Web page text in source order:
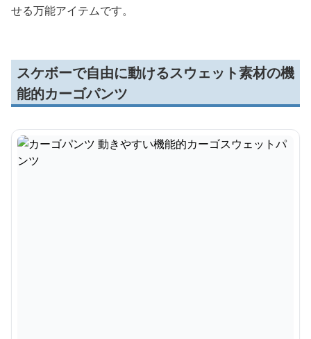
せる万能アイテムです。
スケボーで自由に動けるスウェット素材の機
能的カーゴパンツ